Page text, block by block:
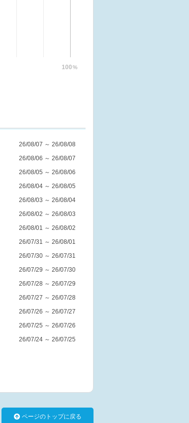
100%
26/08/07 ～ 26/08/08
26/08/06 ～ 26/08/07
26/08/05 ～ 26/08/06
26/08/04 ～ 26/08/05
26/08/03 ～ 26/08/04
26/08/02 ～ 26/08/03
26/08/01 ～ 26/08/02
26/07/31 ～ 26/08/01
26/07/30 ～ 26/07/31
26/07/29 ～ 26/07/30
26/07/28 ～ 26/07/29
26/07/27 ～ 26/07/28
26/07/26 ～ 26/07/27
26/07/25 ～ 26/07/26
26/07/24 ～ 26/07/25
ページのトップに戻る